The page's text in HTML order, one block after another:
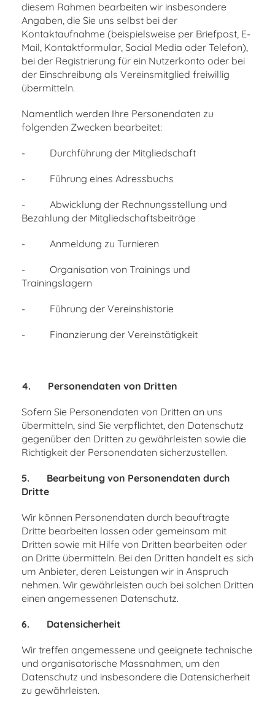
diesem Rahmen bearbeiten wir insbesondere
Angaben, die Sie uns selbst bei der
Kontaktaufnahme (beispielsweise per Briefpost, E-
Mail, Kontaktformular, Social Media oder Telefon),
bei der Registrierung für ein Nutzerkonto oder bei
der Einschreibung als Vereinsmitglied freiwillig
übermitteln.
Namentlich werden Ihre Personendaten zu
folgenden Zwecken bearbeitet:
- Durchführung der Mitgliedschaft
- Führung eines Adressbuchs
- Abwicklung der Rechnungsstellung und
Bezahlung der Mitgliedschaftsbeiträge
- Anmeldung zu Turnieren
- Organisation von Trainings und
Trainingslagern
- Führung der Vereinshistorie
- Finanzierung der Vereinstätigkeit
4. Personendaten von Dritten
Sofern Sie Personendaten von Dritten an uns
übermitteln, sind Sie verpflichtet, den Datenschutz
gegenüber den Dritten zu gewährleisten sowie die
Richtigkeit der Personendaten sicherzustellen.
5. Bearbeitung von Personendaten durch
Dritte
Wir können Personendaten durch beauftragte
Dritte bearbeiten lassen oder gemeinsam mit
Dritten sowie mit Hilfe von Dritten bearbeiten oder
an Dritte übermitteln. Bei den Dritten handelt es sich
um Anbieter, deren Leistungen wir in Anspruch
nehmen. Wir gewährleisten auch bei solchen Dritten
einen angemessenen Datenschutz.
6. Datensicherheit
Wir treffen angemessene und geeignete technische
und organisatorische Massnahmen, um den
Datenschutz und insbesondere die Datensicherheit
zu gewährleisten.